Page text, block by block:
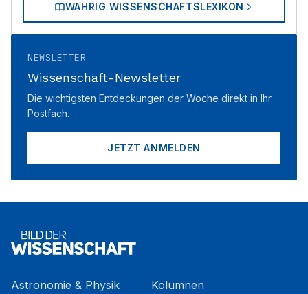
WAHRIG WISSENSCHAFTSLEXIKON
NEWSLETTER
Wissenschaft-Newsletter
Die wichtigsten Entdeckungen der Woche direkt in Ihr
Postfach.
JETZT ANMELDEN
Astronomie & Physik
Kolumnen